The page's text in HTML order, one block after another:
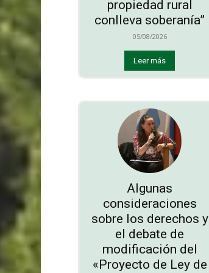
propiedad rural
conlleva soberanía”
05/08/2026
Leer más
Algunas
consideraciones
sobre los derechos y
el debate de
modificación del
«Proyecto de Ley de